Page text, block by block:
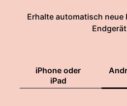
Erhalte automatisch neue
iPhone oder
iPad